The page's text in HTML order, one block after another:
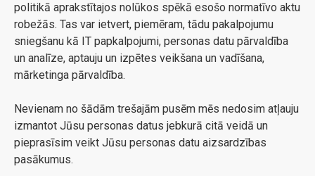
politikā aprakstītajos nolūkos spēkā esošo normatīvo aktu
robežās. Tas var ietvert, piemēram, tādu pakalpojumu
sniegšanu kā IT papkalpojumi, personas datu pārvaldība
un analīze, aptauju un izpētes veikšana un vadīšana,
mārketinga pārvaldība.
Nevienam no šādām trešajām pusēm mēs nedosim atļauju
izmantot Jūsu personas datus jebkurā citā veidā un
pieprasīsim veikt Jūsu personas datu aizsardzības
pasākumus.